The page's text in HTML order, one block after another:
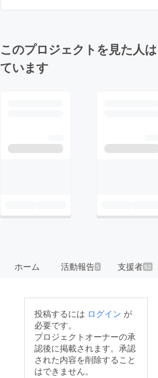
このプロジェクトを見た人
ています
ホーム 活動報告5 支援者92
投稿するには ログイン が
必要です。
プロジェクトオーナーの承
認後に掲載されます。承認
された内容を削除すること
はできません。